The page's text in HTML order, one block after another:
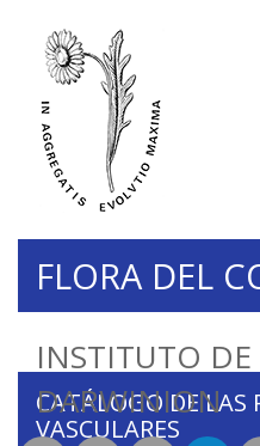
INSTITUTO
DARWINION
FLORA DEL
CATÁLOGO DE LAS
VASCULARES